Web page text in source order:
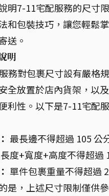
明7-11宅配服務的尺寸
和包裝技巧，讓您輕鬆
送。
明
務對包裹尺寸設有嚴格
全放置於店內貨架，以
利性。以下是7-11宅配
最長邊不得超過 105 公
長度+寬度+高度不得超過
單件包裹重量不得超過
是，上述尺寸限制僅供